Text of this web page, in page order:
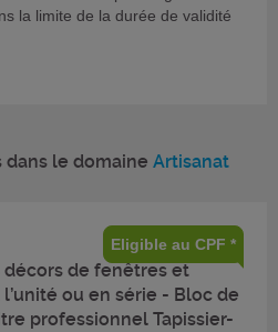
la limite de la durée de validité
dans le domaine Artisanat
de fenêtres et
ou en série - Bloc de
professionnel Tapissier-
Eligible au CPF *